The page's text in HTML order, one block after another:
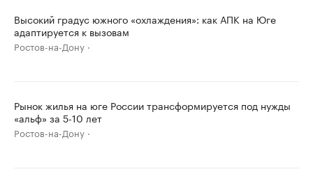
Высокий градус южного «охлаждения»: как АПК на Юге
адаптируется к вызовам
Ростов-на-Дону
Рынок жилья на юге России трансформируется под нужды
«альф» за 5-10 лет
Ростов-на-Дону